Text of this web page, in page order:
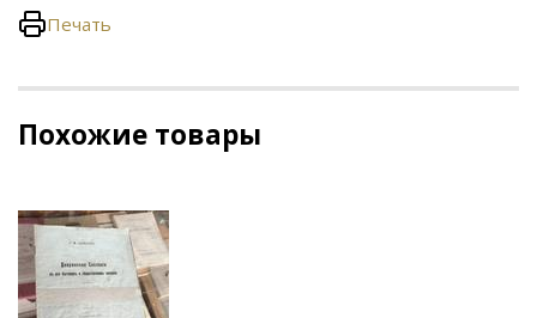
Печать
Похожие товары